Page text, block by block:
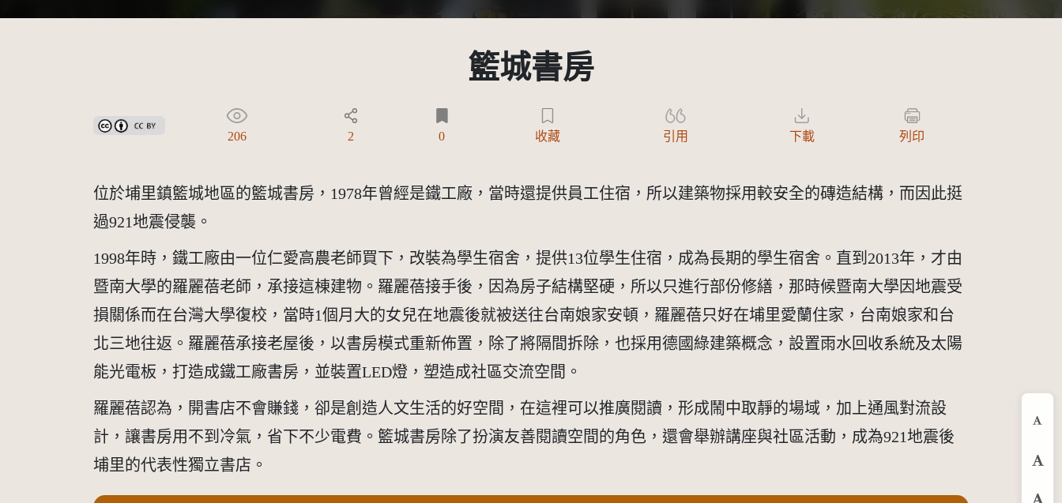
籃城書房
創用CC姓名標示 3.0 台灣及其後版本(CC BY 3.0 TW +)
206 2 0 收藏 引用 下載 列印
位於埔里鎮籃城地區的籃城書房，1978年曾經是鐵工廠，當時還提供員工住宿，所以建築物採用較安全的磚造結構，而因此挺
過921地震侵襲。
1998年時，鐵工廠由一位仁愛高農老師買下，改裝為學生宿舍，提供13位學生住宿，成為長期的學生宿舍。直到2013年，才由
暨南大學的羅麗蓓老師，承接這棟建物。羅麗蓓接手後，因為房子結構堅硬，所以只進行部份修繕，那時候暨南大學因地震受
損關係而在台灣大學復校，當時1個月大的女兒在地震後就被送往台南娘家安頓，羅麗蓓只好在埔里愛蘭住家，台南娘家和台
北三地往返。羅麗蓓承接老屋後，以書房模式重新佈置，除了將隔間拆除，也採用德國綠建築概念，設置雨水回收系統及太陽
能光電板，打造成鐵工廠書房，並裝置LED燈，塑造成社區交流空間。
羅麗蓓認為，開書店不會賺錢，卻是創造人文生活的好空間，在這裡可以推廣閱讀，形成鬧中取靜的場域，加上通風對流設
計，讓書房用不到冷氣，省下不少電費。籃城書房除了扮演友善閱讀空間的角色，還會舉辦講座與社區活動，成為921地震後
埔里的代表性獨立書店。